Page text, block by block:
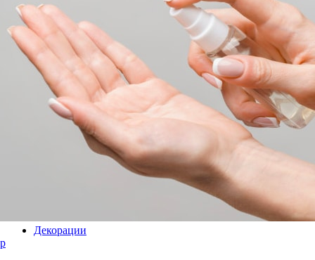
Декорации